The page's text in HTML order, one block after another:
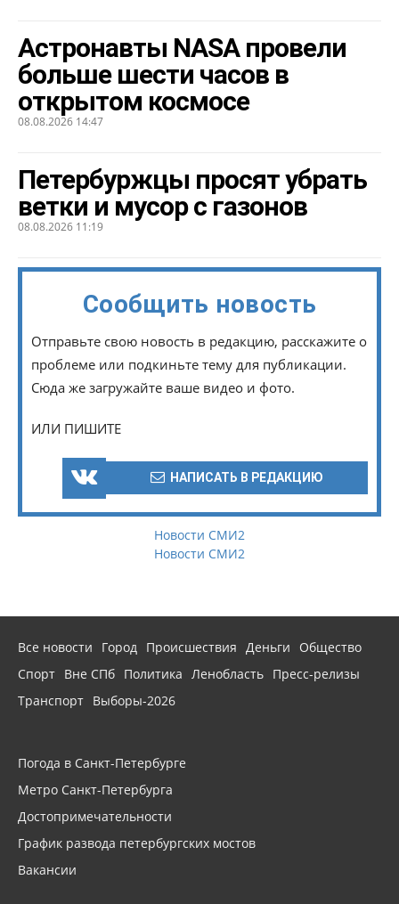
Астронавты NASA провели
больше шести часов в
открытом космосе
08.08.2026 14:47
Петербуржцы просят убрать
ветки и мусор с газонов
08.08.2026 11:19
Сообщить новость
Отправьте свою новость в редакцию, расскажите о
проблеме или подкиньте тему для публикации.
Сюда же загружайте ваше видео и фото.
ИЛИ ПИШИТЕ
НАПИСАТЬ В РЕДАКЦИЮ
Новости СМИ2
Новости СМИ2
Все новости Город Происшествия Деньги
Общество
Спорт Вне СПб Политика Ленобласть Пресс-релизы
Транспорт Выборы-2026
Погода в Санкт-Петербурге
Метро Санкт-Петербурга
Достопримечательности
График развода петербургских мостов
Вакансии